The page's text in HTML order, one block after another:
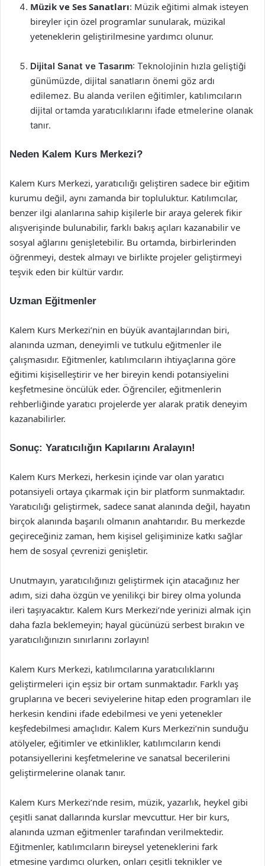
Müzik ve Ses Sanatları: Müzik eğitimi almak isteyen
bireyler için özel programlar sunularak, müzikal
yeteneklerin geliştirilmesine yardımcı olunur.
Dijital Sanat ve Tasarım: Teknolojinin hızla geliştiği
günümüzde, dijital sanatların önemi göz ardı
edilemez. Bu alanda verilen eğitimler, katılımcıların
dijital ortamda yaratıcılıklarını ifade etmelerine olanak
tanır.
Neden Kalem Kurs Merkezi?
Kalem Kurs Merkezi, yaratıcılığı geliştiren sadece bir eğitim
kurumu değil, aynı zamanda bir topluluktur. Katılımcılar,
benzer ilgi alanlarına sahip kişilerle bir araya gelerek fikir
alışverişinde bulunabilir, farklı bakış açıları kazanabilir ve
sosyal ağlarını genişletebilir. Bu ortamda, birbirlerinden
öğrenmeyi, destek almayı ve birlikte projeler geliştirmeyi
teşvik eden bir kültür vardır.
Uzman Eğitmenler
Kalem Kurs Merkezi’nin en büyük avantajlarından biri,
alanında uzman, deneyimli ve tutkulu eğitmenler ile
çalışmasıdır. Eğitmenler, katılımcıların ihtiyaçlarına göre
eğitimi kişiselleştirir ve her bireyin kendi potansiyelini
keşfetmesine öncülük eder. Öğrenciler, eğitmenlerin
rehberliğinde yaratıcı projelerde yer alarak pratik deneyim
kazanabilirler.
Sonuç: Yaratıcılığın Kapılarını Aralayın!
Kalem Kurs Merkezi, herkesin içinde var olan yaratıcı
potansiyeli ortaya çıkarmak için bir platform sunmaktadır.
Yaratıcılığı geliştirmek, sadece sanat alanında değil, hayatın
birçok alanında başarılı olmanın anahtarıdır. Bu merkezde
geçireceğiniz zaman, hem kişisel gelişiminize katkı sağlar
hem de sosyal çevrenizi genişletir.
Unutmayın, yaratıcılığınızı geliştirmek için atacağınız her
adım, sizi daha özgün ve yenilikçi bir birey olma yolunda
ileri taşıyacaktır. Kalem Kurs Merkezi’nde yerinizi almak için
daha fazla beklemeyin; hayal gücünüzü serbest bırakın ve
yaratıcılığınızın sınırlarını zorlayın!
Kalem Kurs Merkezi, katılımcılarına yaratıcılıklarını
geliştirmeleri için eşsiz bir ortam sunmaktadır. Farklı yaş
gruplarına ve beceri seviyelerine hitap eden programları ile
herkesin kendini ifade edebilmesi ve yeni yetenekler
keşfedebilmesi amaçlıdır. Kalem Kurs Merkezi’nin sunduğu
atölyeler, eğitimler ve etkinlikler, katılımcıların kendi
potansiyellerini keşfetmelerine ve sanatsal becerilerini
geliştirmelerine olanak tanır.
Kalem Kurs Merkezi’nde resim, müzik, yazarlık, heykel gibi
çeşitli sanat dallarında kurslar mevcuttur. Her bir kurs,
alanında uzman eğitmenler tarafından verilmektedir.
Eğitmenler, katılımcıların bireysel yeteneklerini fark
etmesine yardımcı olurken, onları çeşitli teknikler ve